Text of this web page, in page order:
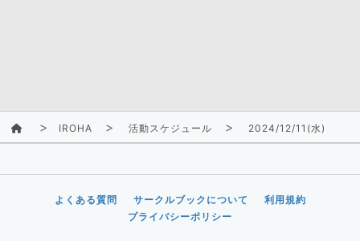
IROHA 活動スケジュール 2024/12/11(水)
よくある質問 サークルブックについて
利用規約
プライバシーポリシー